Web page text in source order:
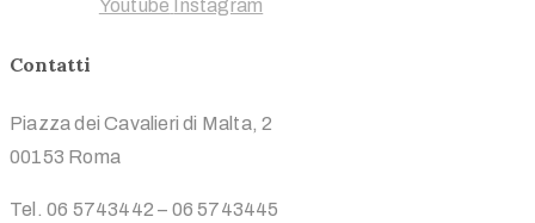
Youtube Instagram
Contatti
Piazza dei Cavalieri di Malta, 2
00153 Roma
Tel. 06 5743442 – 06 5743445